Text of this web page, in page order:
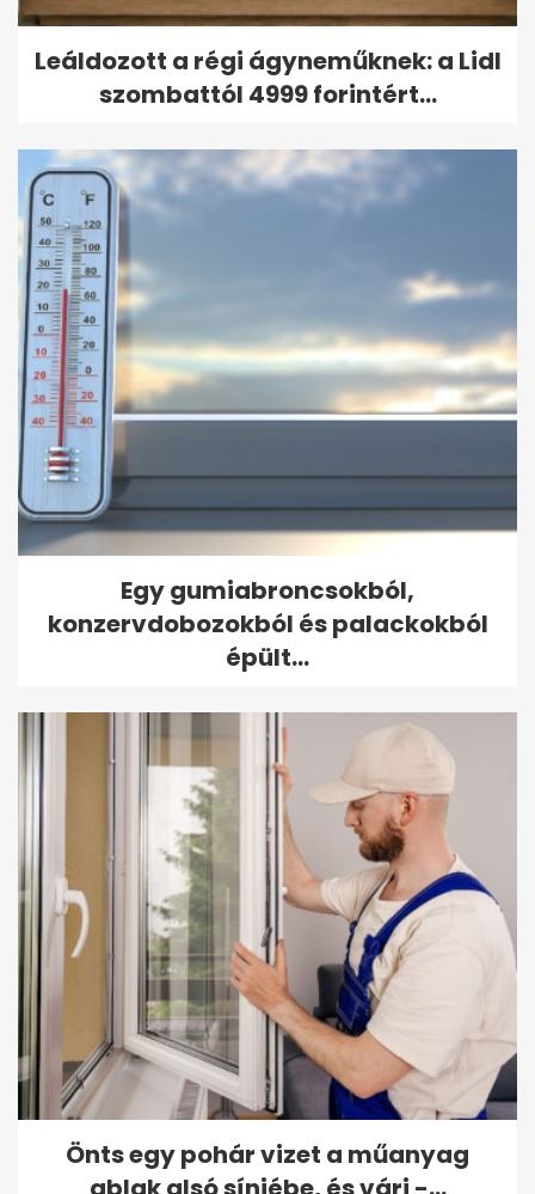
Leáldozott a régi ágyneműknek: a Lidl
szombattól 4999 forintért...
Egy gumiabroncsokból,
konzervdobozokból és palackokból
épült...
Önts egy pohár vizet a műanyag